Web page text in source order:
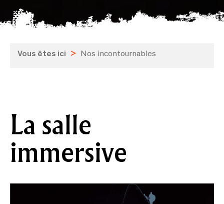
Vous êtes ici > Nos incontournables
La salle
immersive